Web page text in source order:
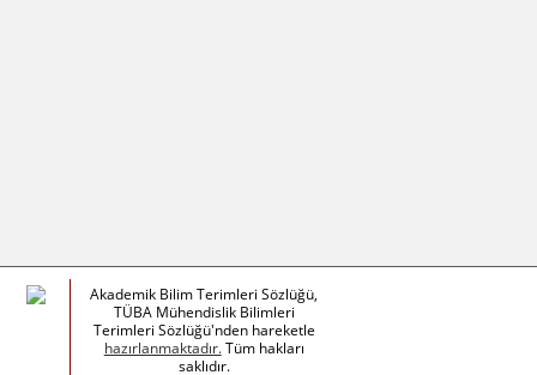
Akademik Bilim Terimleri Sözlüğü,
TÜBA Mühendislik Bilimleri
Terimleri Sözlüğü'nden hareketle
hazırlanmaktadır.Tüm hakları
saklıdır.